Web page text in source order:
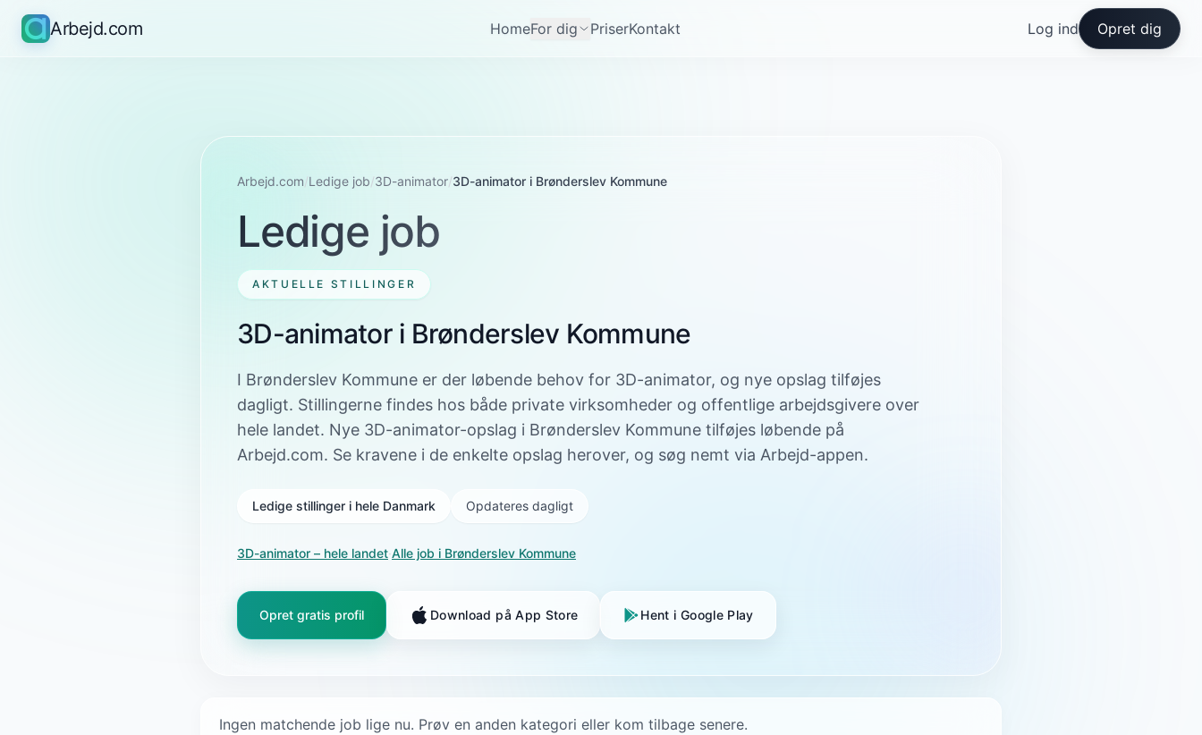
Arbejd.com HomeFor dig PriserKontakt Log ind Opret dig
Arbejd.com/Ledige job/3D-animator/3D-animator i Brønderslev Kommune
Ledige job
AKTUELLE STILLINGER
3D-animator i Brønderslev Kommune
I Brønderslev Kommune er der løbende behov for 3D-animator, og nye opslag tilføjes
dagligt. Stillingerne findes hos både private virksomheder og offentlige arbejdsgivere over
hele landet. Nye 3D-animator-opslag i Brønderslev Kommune tilføjes løbende på
Arbejd.com. Se kravene i de enkelte opslag herover, og søg nemt via Arbejd-appen.
Ledige stillinger i hele Danmark Opdateres dagligt
3D-animator – hele landet·Alle job i Brønderslev Kommune
Opret gratis profil Download på App Store Hent i Google Play
Ingen matchende job lige nu. Prøv en anden kategori eller kom tilbage senere.